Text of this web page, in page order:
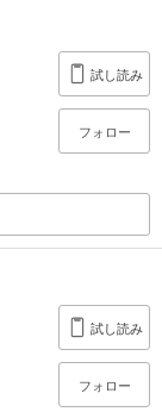
試し読み
フォロー
試し読み
フォロー